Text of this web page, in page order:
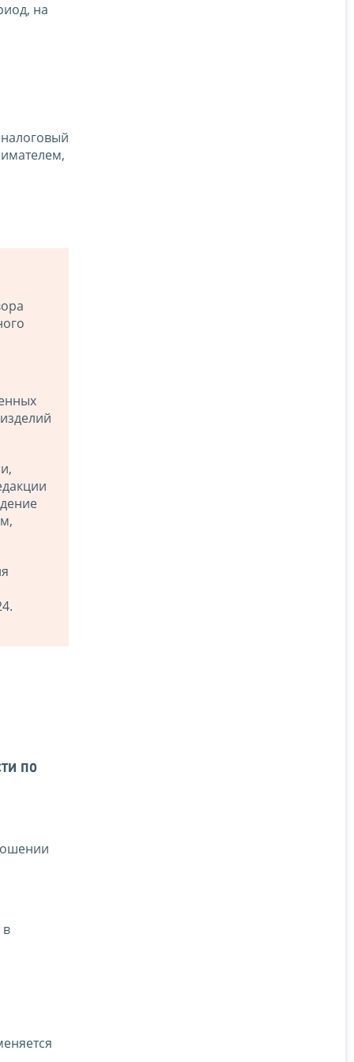
на
по
в